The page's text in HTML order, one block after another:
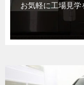
お気軽に工場見学